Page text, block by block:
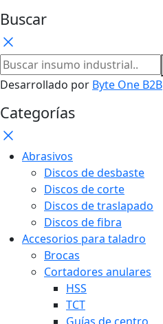
Buscar
Desarrollado por Byte One B2B
Categorías
Abrasivos
Discos de desbaste
Discos de corte
Discos de traslapado
Discos de fibra
Accesorios para taladro
Brocas
Cortadores anulares
HSS
TCT